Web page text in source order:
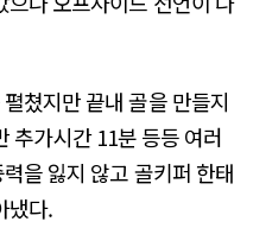
쳤지만 끝내 골을 만들지
추가시간 11분 등등 여러
을 잃지 않고 골키퍼 한태
냈다.